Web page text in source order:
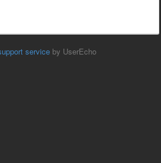
service by UserEcho